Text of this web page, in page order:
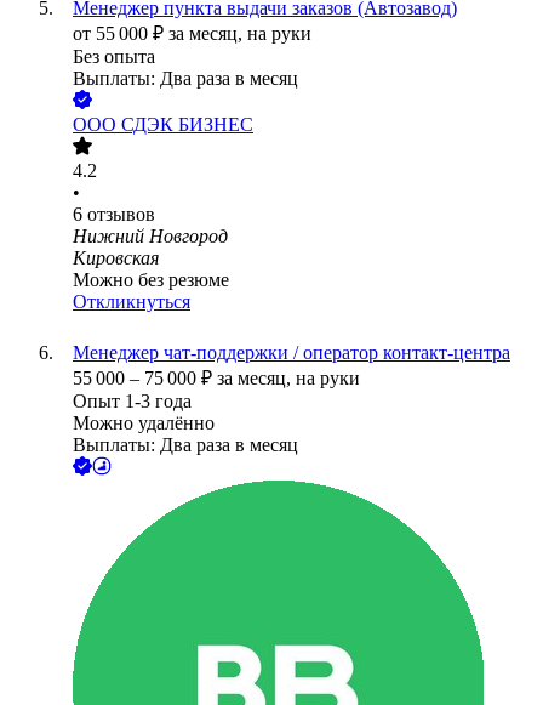
Менеджер пункта выдачи заказов (Автозавод)
от 55 000 ₽ за месяц, на руки
Без опыта
Выплаты: Два раза в месяц
ООО СДЭК БИЗНЕС
4.2
•
6 отзывов
Нижний Новгород
Кировская
Можно без резюме
Откликнуться
Менеджер чат-поддержки / оператор контакт-центра
55 000 – 75 000 ₽ за месяц, на руки
Опыт 1-3 года
Можно удалённо
Выплаты: Два раза в месяц